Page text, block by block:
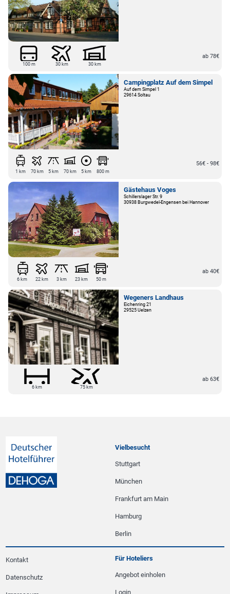
100 m 30 km 30 km
ab 78€
Campingplatz Auf dem Simpel
Auf dem Simpel 1
29614 Soltau
1 km 70 km 5 km 70 km 5 km 800 m
56€ - 98€
Gästehaus Voges
Schillerslager Str. 9
30938 Burgwedel-Engensen bei Hannover
6 km 22 km 3 km 23 km 50 m
ab 40€
Wegeners Landhaus
Eichenring 21
29525 Uelzen
6 km 75 km
ab 63€
Vielbesucht
Stuttgart
München
Frankfurt am Main
Hamburg
Berlin
Kontakt
Datenschutz
Für Hoteliers
Angebot einholen
Login